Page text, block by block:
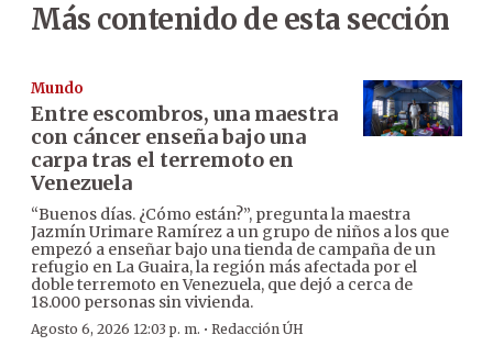
Más contenido de esta sección
Mundo
Entre escombros, una maestra
con cáncer enseña bajo una
carpa tras el terremoto en
Venezuela
“Buenos días. ¿Cómo están?”, pregunta la maestra
Jazmín Urimare Ramírez a un grupo de niños a los que
empezó a enseñar bajo una tienda de campaña de un
refugio en La Guaira, la región más afectada por el
doble terremoto en Venezuela, que dejó a cerca de
18.000 personas sin vivienda.
Agosto 6, 2026 12:03 p. m. · Redacción ÚH